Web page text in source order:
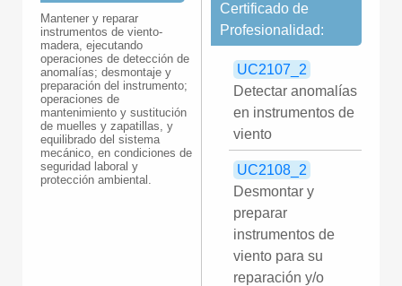
Mantener y reparar
instrumentos de viento-
madera, ejecutando
operaciones de detección de
anomalías; desmontaje y
preparación del instrumento;
operaciones de
mantenimiento y sustitución
de muelles y zapatillas, y
equilibrado del sistema
mecánico, en condiciones de
seguridad laboral y
protección ambiental.
Certificado de
Profesionalidad:
UC2107_2
Detectar anomalías
en instrumentos de
viento
UC2108_2
Desmontar y
preparar
instrumentos de
viento para su
reparación y/o